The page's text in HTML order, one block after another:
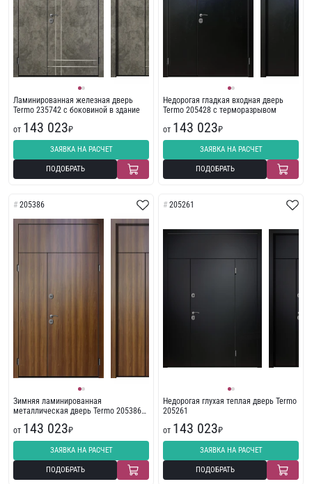
Ламинированная железная дверь
Termo 235742 с боковиной в здание
от 143 023₽
ЗАЯВКА НА РАСЧЕТ
ПОДОБРАТЬ
Недорогая гладкая входная дверь
Termo 205428 с терморазрывом
от 143 023₽
ЗАЯВКА НА РАСЧЕТ
ПОДОБРАТЬ
205386
Зимняя ламинированная
металлическая дверь Termo 205386
от 143 023₽
ЗАЯВКА НА РАСЧЕТ
ПОДОБРАТЬ
205261
Недорогая глухая теплая дверь Termo
205261
от 143 023₽
ЗАЯВКА НА РАСЧЕТ
ПОДОБРАТЬ